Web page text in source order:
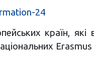
24
країн,